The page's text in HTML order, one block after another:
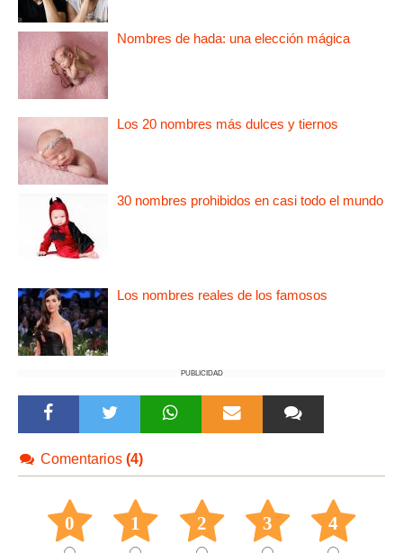
Nombres de hada: una elección mágica
Los 20 nombres más dulces y tiernos
30 nombres prohibidos en casi todo el mundo
Los nombres reales de los famosos
PUBLICIDAD
Comentarios (4)
0 1 2 3 4